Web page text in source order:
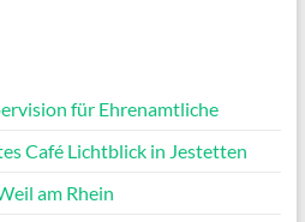
für Ehrenamtliche
Café Lichtblick in Jestetten
am Rhein